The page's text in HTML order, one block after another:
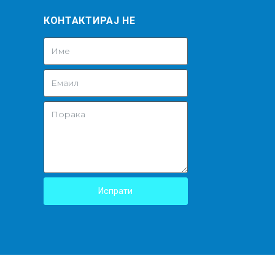
КОНТАКТИРАЈ НЕ
Испрати